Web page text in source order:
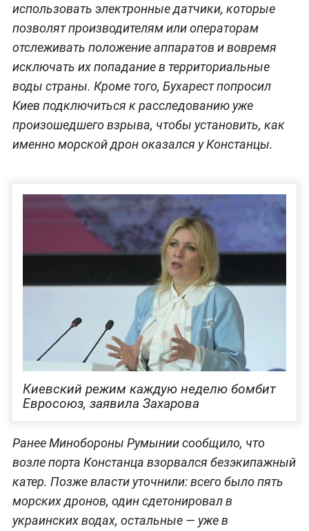
использовать электронные датчики, которые
позволят производителям или операторам
отслеживать положение аппаратов и вовремя
исключать их попадание в территориальные
воды страны. Кроме того, Бухарест попросил
Киев подключиться к расследованию уже
произошедшего взрыва, чтобы установить, как
именно морской дрон оказался у Констанцы.
Киевский режим каждую неделю бомбит
Евросоюз, заявила Захарова
Ранее Минобороны Румынии сообщило, что
возле порта Констанца взорвался безэкипажный
катер. Позже власти уточнили: всего было пять
морских дронов, один сдетонировал в
украинских водах, остальные — уже в